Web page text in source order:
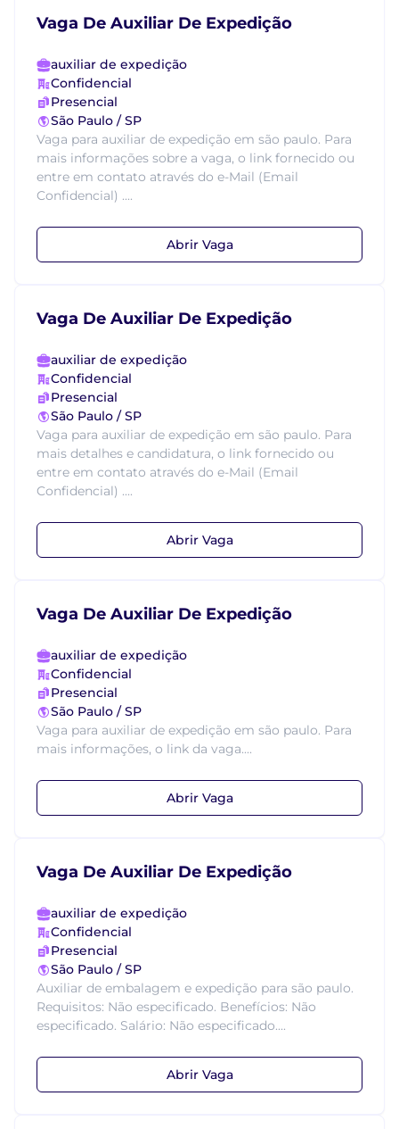
Vaga De Auxiliar De Expedição
auxiliar de expedição
Confidencial
Presencial
São Paulo / SP
Vaga para auxiliar de expedição em são paulo. Para
mais informações sobre a vaga, o link fornecido ou
entre em contato através do e-Mail (Email
Confidencial) ....
Abrir Vaga
Vaga De Auxiliar De Expedição
auxiliar de expedição
Confidencial
Presencial
São Paulo / SP
Vaga para auxiliar de expedição em são paulo. Para
mais detalhes e candidatura, o link fornecido ou
entre em contato através do e-Mail (Email
Confidencial) ....
Abrir Vaga
Vaga De Auxiliar De Expedição
auxiliar de expedição
Confidencial
Presencial
São Paulo / SP
Vaga para auxiliar de expedição em são paulo. Para
mais informações, o link da vaga....
Abrir Vaga
Vaga De Auxiliar De Expedição
auxiliar de expedição
Confidencial
Presencial
São Paulo / SP
Auxiliar de embalagem e expedição para são paulo.
Requisitos: Não especificado. Benefícios: Não
especificado. Salário: Não especificado....
Abrir Vaga